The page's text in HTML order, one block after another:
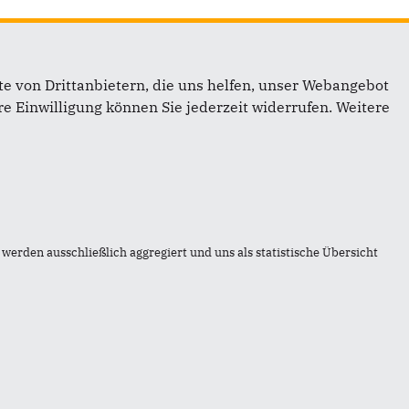
von Drittanbietern, die uns helfen, unser Webangebot
Einwilligung können Sie jederzeit widerrufen. Weitere
ausschließlich aggregiert und uns als statistische Übersicht